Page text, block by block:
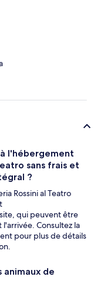
l'hébergement
sans frais et
?
Rossini al Teatro
qui peuvent être
Consultez la
pour plus de détails
de